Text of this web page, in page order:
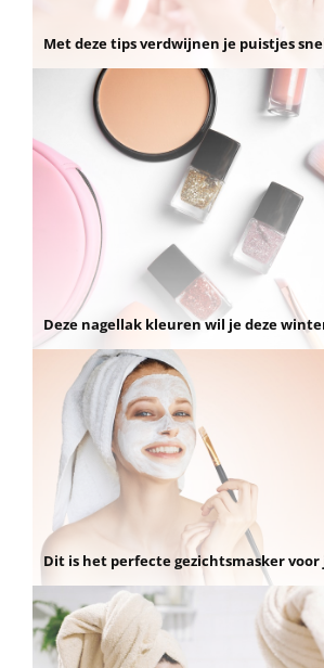
Met deze tips verdwijnen je puistjes
Deze nagellak kleuren wil je deze
Dit is het perfecte gezichtsmasker